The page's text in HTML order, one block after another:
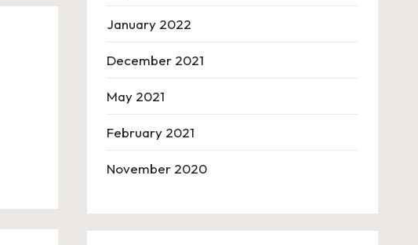
January 2022
December 2021
May 2021
February 2021
November 2020